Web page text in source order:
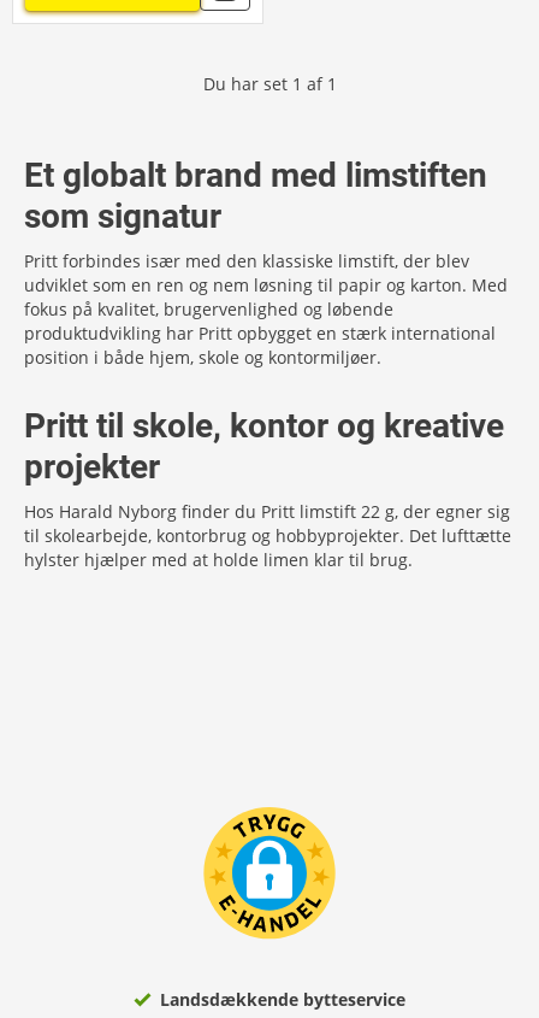
Du har set 1 af 1
Et globalt brand med limstiften
som signatur
Pritt forbindes især med den klassiske limstift, der blev
udviklet som en ren og nem løsning til papir og karton. Med
fokus på kvalitet, brugervenlighed og løbende
produktudvikling har Pritt opbygget en stærk international
position i både hjem, skole og kontormiljøer.
Pritt til skole, kontor og kreative
projekter
Hos Harald Nyborg finder du Pritt limstift 22 g, der egner sig
til skolearbejde, kontorbrug og hobbyprojekter. Det lufttætte
hylster hjælper med at holde limen klar til brug.
Landsdækkende bytteservice